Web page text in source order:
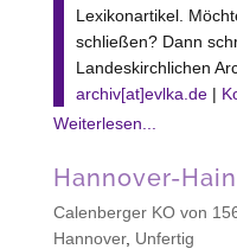
Lexikonartikel.
schließen? Dann
Landeskirchlichen
archiv[at]evlka.de|
Weiterlesen...
Hannover-
Calenberger KO von
Hannover, Unfertig